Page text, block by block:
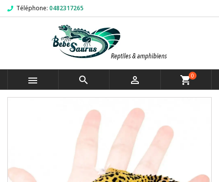
Téléphone: 0482317265
   shopping_cart0